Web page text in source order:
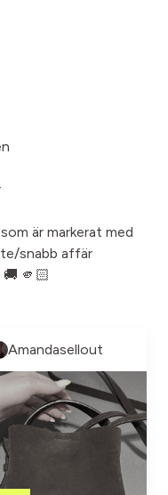
är markerat med
snabb affär
🫵🏻
Amandasellout